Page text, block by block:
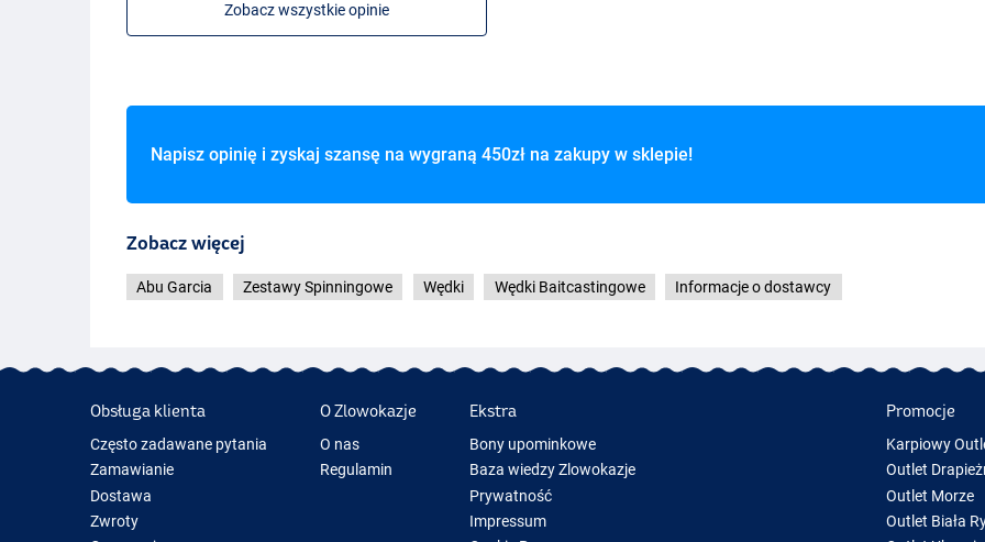
Zobacz wszystkie opinie
Napisz opinię i zyskaj szansę na wygraną 450zł na zakupy w sklepie!
Zobacz więcej
Abu Garcia Zestawy Spinningowe Wędki Wędki Baitcastingowe Informacje o dostawcy
Obsługa klienta
Często zadawane pytania
Zamawianie
Dostawa
Zwroty
O Zlowokazje
O nas
Regulamin
Ekstra
Bony upominkowe
Baza wiedzy Zlowokazje
Prywatność
Impressum
Promocje
Karpiowy
Outlet
Outlet Morze
Outlet Biała